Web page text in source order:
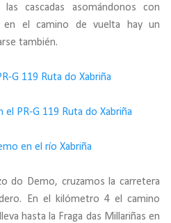
cascadas asomándonos con
en el camino de vuelta hay un
también.
do Demo, cruzamos la carretera
En el kilómetro 4 el camino
hasta la Fraga das Millariñas en